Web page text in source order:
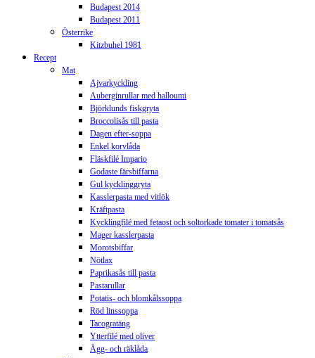
Budapest 2014
Budapest 2011
Österrike
Kitzbuhel 1981
Recept
Mat
Ajvarkyckling
Auberginrullar med halloumi
Björklunds fiskgryta
Broccolisås till pasta
Dagen efter-soppa
Enkel korvlåda
Fläskfilé Impario
Godaste färsbiffarna
Gul kycklinggryta
Kasslerpasta med vitlök
Kräftpasta
Kycklingfilé med fetaost och soltorkade tomater i tomatsås
Mager kasslerpasta
Morotsbiffar
Nötlax
Paprikasås till pasta
Pastarullar
Potatis- och blomkålssoppa
Röd linssoppa
Tacogratäng
Ytterfilé med oliver
Ägg- och räklåda